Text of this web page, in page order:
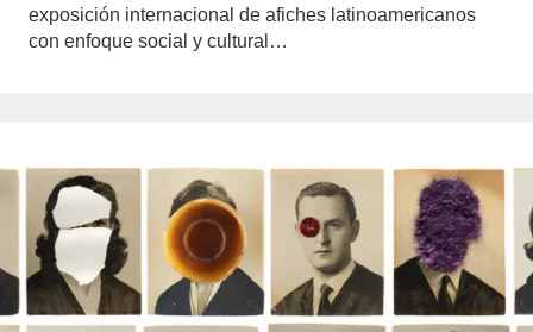
exposición internacional de afiches latinoamericanos
con enfoque social y cultural…